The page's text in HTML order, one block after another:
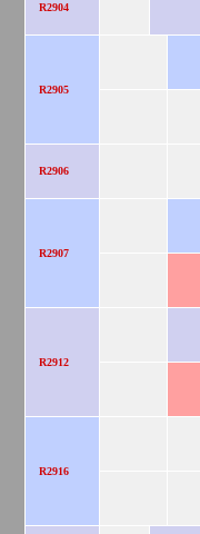
R2904
R2905
R2906
R2907
R2912
R2916